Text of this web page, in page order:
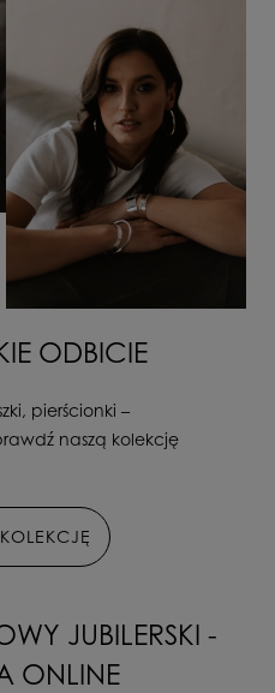
ODBICIE
pierścionki –
naszą kolekcję
JUBILERSKI -
ONLINE